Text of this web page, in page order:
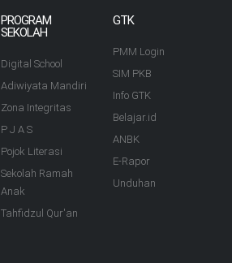
PROGRAM
SEKOLAH
Digital School
Adiwiyata Mandiri
Zona Integritas
P J A S
Pojok Literasi
Sekolah Ramah
Anak
Tahfidzul Qur'an
GTK
PMM Login
SIM PKB
Info GTK
Belajar.id
ANBK
E-Rapor
Unduhan